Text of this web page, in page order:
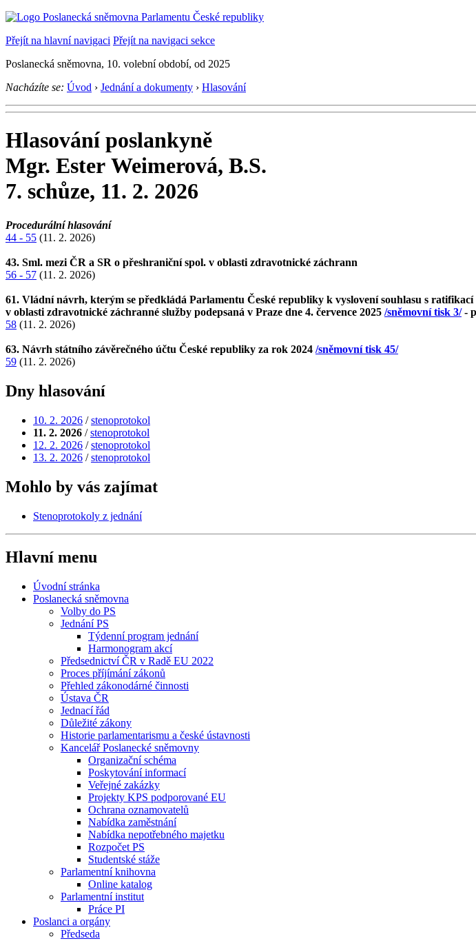
Přejít na hlavní navigaci Přejít na navigaci sekce
Poslanecká sněmovna, 10. volební období, od 2025
Nacházíte se: Úvod › Jednání a dokumenty › Hlasování
Hlasování poslankyně
Mgr. Ester Weimerová, B.S.
7. schůze, 11. 2. 2026
Procedurální hlasování
44 - 55 (11. 2. 2026)
43. Sml. mezi ČR a SR o přeshraniční spol. v oblasti zdravotnické záchrann
56 - 57 (11. 2. 2026)
61. Vládní návrh, kterým se předkládá Parlamentu České republiky k vyslovení souhlasu s
v oblasti zdravotnické záchranné služby podepsaná v Praze dne 4. července 2025 /sněmovní tisk 3/-
58 (11. 2. 2026)
63. Návrh státního závěrečného účtu České republiky za rok 2024 /sněmovní tisk 45/
59 (11. 2. 2026)
Dny hlasování
10. 2. 2026 /stenoprotokol
11. 2. 2026 /stenoprotokol
12. 2. 2026 /stenoprotokol
13. 2. 2026 /stenoprotokol
Mohlo by vás zajímat
Stenoprotokoly z jednání
Hlavní menu
Úvodní stránka
Poslanecká sněmovna
Volby do PS
Jednání PS
Týdenní program jednání
Harmonogram akcí
Předsednictví ČR v Radě EU 2022
Proces příjímání zákonů
Přehled zákonodárné činnosti
Ústava ČR
Jednací řád
Důležité zákony
Historie parlamentarismu a české ústavnosti
Kancelář Poslanecké sněmovny
Organizační schéma
Poskytování informací
Veřejné zakázky
Projekty KPS podporované EU
Ochrana oznamovatelů
Nabídka zaměstnání
Nabídka nepotřebného majetku
Rozpočet PS
Studentské stáže
Parlamentní knihovna
Online katalog
Parlamentní institut
Práce PI
Poslanci a orgány
Předseda